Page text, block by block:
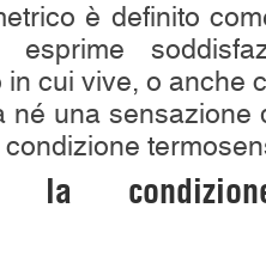
è definito
in cui vive, o anche
né una sensazione
la